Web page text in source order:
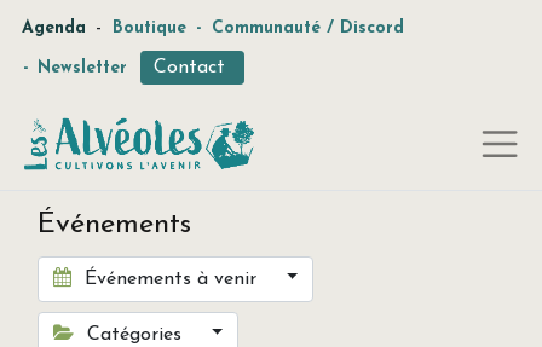
Agenda - Boutique - Communauté / Discord
- Newsletter Contact
Événements
Événements à venir
Catégories